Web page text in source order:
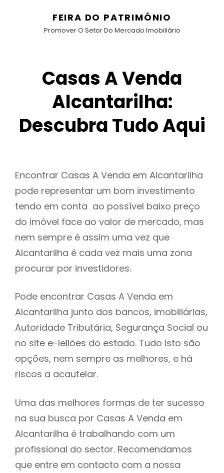
FEIRA DO PATRIMÓNIO
Promover O Setor Do Mercado Imobiliário
Casas A Venda
Alcantarilha:
Descubra Tudo Aqui
Encontrar Casas A Venda em Alcantarilha
pode representar um bom investimento
tendo em conta ao possível baixo preço
do imóvel face ao valor de mercado, mas
nem sempre é assim uma vez que
Alcantarilha é cada vez mais uma zona
procurar por investidores.
Pode encontrar Casas A Venda em
Alcantarilha junto dos bancos, imobiliárias,
Autoridade Tributária, Segurança Social ou
no site e-leilões do estado. Tudo isto são
opções, nem sempre as melhores, e há
riscos a acautelar.
Uma das melhores formas de ter sucesso
na sua busca por Casas A Venda em
Alcantarilha é trabalhando com um
profissional do sector. Recomendamos
que entre em contacto com a nossa